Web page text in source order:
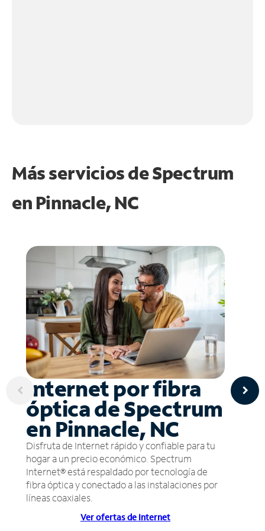
Más servicios de Spectrum
en Pinnacle, NC
Internet por fibra
óptica de Spectrum
en Pinnacle, NC
Disfruta de Internet rápido y confiable para tu
hogar a un precio económico. Spectrum
Internet® está respaldado por tecnología de
fibra óptica y conectado a las instalaciones por
líneas coaxiales.
Ver ofertas de Internet